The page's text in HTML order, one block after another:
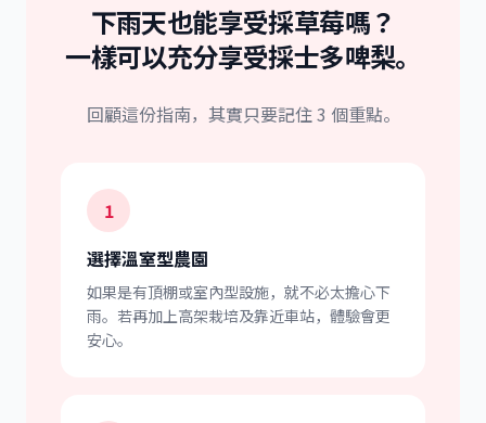
下雨天也能享受採草莓嗎？
一樣可以充分享受採士多啤梨。
回顧這份指南，其實只要記住 3 個重點。
1
選擇溫室型農園
如果是有頂棚或室內型設施，就不必太擔心下
雨。若再加上高架栽培及靠近車站，體驗會更
安心。